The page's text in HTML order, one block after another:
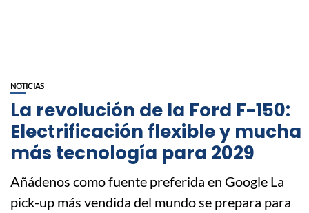
NOTICIAS
La revolución de la Ford F-150:
Electrificación flexible y mucha
más tecnología para 2029
Añádenos como fuente preferida en Google La
pick-up más vendida del mundo se prepara para